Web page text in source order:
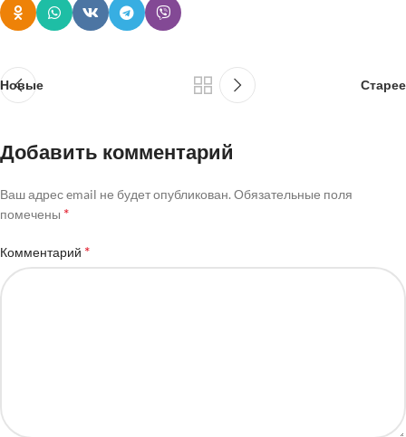
Новые Старее
Добавить комментарий
Ваш адрес email не будет опубликован. Обязательные поля
помечены *
Комментарий *